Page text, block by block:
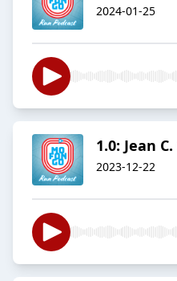
2024-01-25
1.0: Jean
2023-12-22